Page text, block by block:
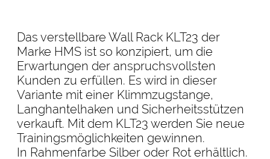
Das verstellbare Wall Rack KLT23 der
Marke HMS ist so konzipiert, um die
Erwartungen der anspruchsvollsten
Kunden zu erfüllen. Es wird in dieser
Variante mit einer Klimmzugstange,
Langhantelhaken und Sicherheitsstützen
verkauft. Mit dem KLT23 werden Sie neue
Trainingsmöglichkeiten gewinnen.
In Rahmenfarbe Silber oder Rot erhältlich.